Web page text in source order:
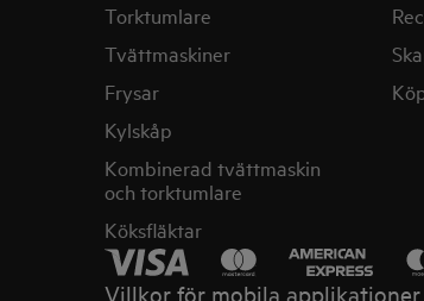
Torktumlare
Tvättmaskiner
Frysar
Kylskåp
Kombinerad tvättmaskin
och torktumlare
Köksfläktar
Villkor för mobila